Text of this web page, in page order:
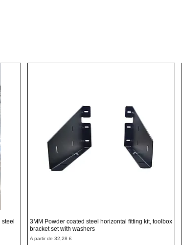
steel
Visualização rápida
3MM Powder coated steel horizontal fitting kit, toolbox
bracket set with washers
A partir de32,28 £
Preço promocional